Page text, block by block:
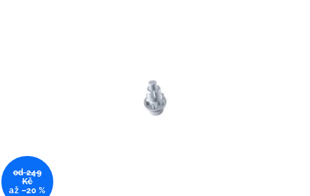
od 249
Kč
až –20 %